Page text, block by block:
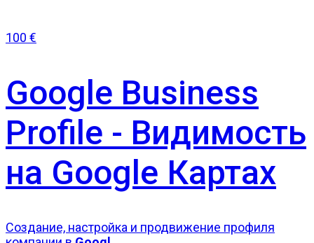
100 €
Google Business
Profile - Видимость
на Google Картах
Создание, настройка и продвижение профиля